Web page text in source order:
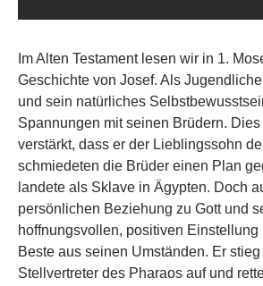
Im Alten Testament lesen wir in 1.
Geschichte von Josef. Als
und sein natürliches
Spannungen mit seinen Brüdern.
verstärkt, dass er der Lieblingssohn
schmiedeten die Brüder einen Plan
landete als Sklave in Ägypten. Doch
persönlichen Beziehung zu Gott und
hoffnungsvollen, positiven Einstellung
Beste aus seinen Umständen. Er
Stellvertreter des Pharaos auf und